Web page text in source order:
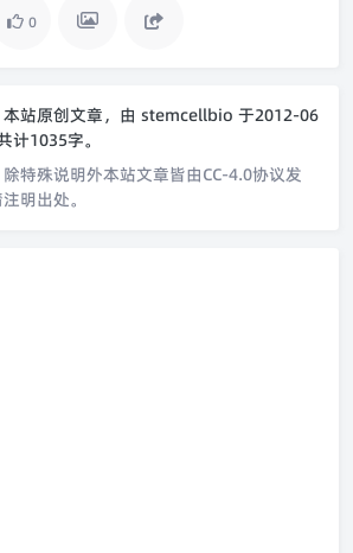
0
本站原创文章，由 stemcellbio 于2012-06
计1035字。
除特殊说明外本站文章皆由CC-4.0协议发
明出处。